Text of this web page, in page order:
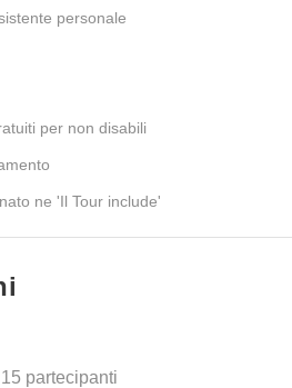
personale
per non disabili
ne 'Il Tour include'
partecipanti